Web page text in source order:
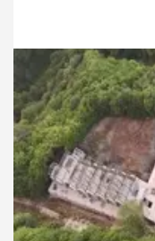
1'inci Ceza
görüldü.
31.07.2026 Gündem